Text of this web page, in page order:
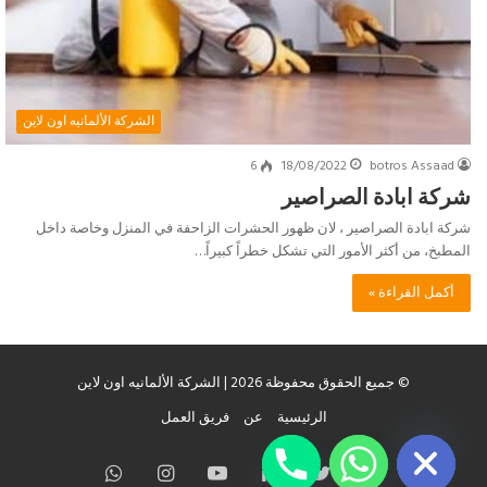
الشركة الألمانيه اون لاين
botros Assaad
18/08/2022
6
شركة ابادة الصراصير
شركة ابادة الصراصير ، لان ظهور الحشرات الزاحفة في المنزل وخاصة داخل
المطبخ، من أكثر الأمور التي تشكل خطراً كبيراً…
أكمل القراءة »
© جميع الحقوق محفوظة 2026 | الشركة الألمانيه اون لاين
الرئيسية
عن فريق العمل
فيسبوكتويتر لينكدإن يوتيوب انستقرام